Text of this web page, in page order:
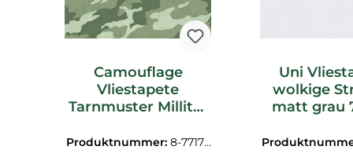
Camouflage
Vliestapete
Tarnmuster Millitär
771731
Produktnummer: 8-77173
Uni
wolkige
matt grau